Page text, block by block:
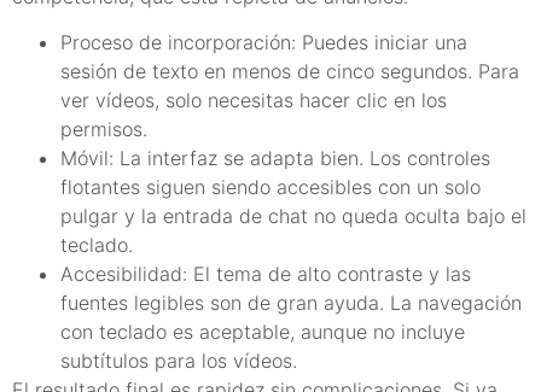
Proceso de incorporación: Puedes iniciar una
sesión de texto en menos de cinco segundos. Para
ver vídeos, solo necesitas hacer clic en los
permisos.
Móvil: La interfaz se adapta bien. Los controles
flotantes siguen siendo accesibles con un solo
pulgar y la entrada de chat no queda oculta bajo el
teclado.
Accesibilidad: El tema de alto contraste y las
fuentes legibles son de gran ayuda. La navegación
con teclado es aceptable, aunque no incluye
subtítulos para los vídeos.